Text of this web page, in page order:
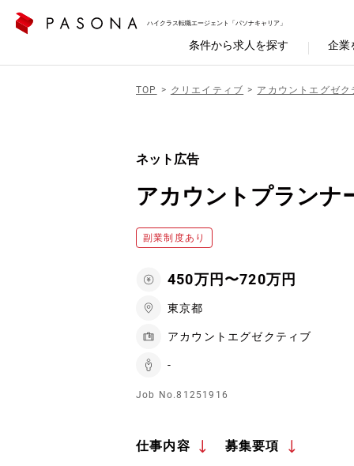
ハイクラス転職エージェント「パソナキャリア」
条件から求人を探す 企業
TOP クリエイティブ アカウントエグゼク
ネット広告
アカウントプランナ
副業制度あり
450万円〜720万円
東京都
アカウントエグゼクティブ
-
Job No.81251916
仕事内容 募集要項